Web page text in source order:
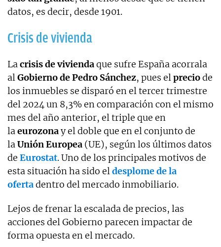
datos, es decir, desde 1901.
Crisis de vivienda
Lacrisis de viviendaque sufre España acorrala
alGobierno de Pedro Sánchez, pues elpreciode
los inmuebles se disparó en el tercer trimestre
del 2024 un 8,3% en comparación con el mismo
mes del año anterior, el triple que en
laeurozonay el doble que en el conjunto de
laUnión Europea (UE), según los últimos datos
de Eurostat. Uno de los principales motivos de
esta situación ha sido eldesplome de la
ofertadentro del mercado inmobiliario.
Lejos de frenar la escalada de precios, las
acciones del Gobierno parecen impactar de
forma opuesta en el mercado.